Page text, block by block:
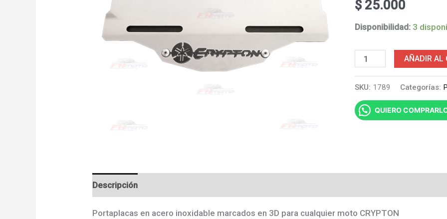
$25.000
Disponibilidad: 3
Portaplaca
acero
marcado
CRYPTON
AÑADIR AL
SKU: 1789 Categorías:
QUIERO
Descripción
Portaplacas en acero inoxidable marcados en 3D para cualquier moto CRYPTON